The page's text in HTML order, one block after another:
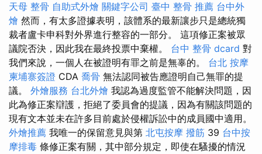
天母 整骨 自助式外燴 關鍵字公司 臺中 整骨 推薦 台中外
燴 然而，有太多證據表明，該體系的最新讓步只是總統獨
裁者盧卡申科對外界進行整容的一部分。 這項修正案被眾
議院否決，因此我在最終投票中棄權。 台中 整骨 dcard 對
我們來說，一個人在被證明有罪之前是無辜的。 台北 按摩
柬埔寨簽證 CDA 喬骨 無法認同被告應證明自己無罪的提
議。 外燴服務 台北外燴 我認為過度監管不能解決問題，因
此為修正案辯護，拒絕了委員會的提議，因為有關該問題的
現有文本並未在許多目前處於侵權訴訟中的成員國中適用。
外燴推薦 我唯一的保留意見與第 北屯按摩 撥筋 39 台中按
摩排毒 條修正案有關，其中部分規定，即使在騷擾的情況